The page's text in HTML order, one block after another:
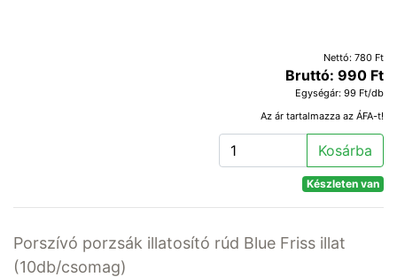
Nettó: 780 Ft
Bruttó: 990 Ft
Egységár: 99 Ft/db
Az ár tartalmazza az ÁFA-t!
Kosárba
Készleten van
Porszívó porzsák illatosító rúd Blue Friss illat
(10db/csomag)